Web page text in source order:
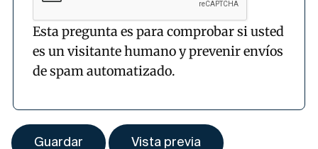
Esta pregunta es para comprobar si usted
es un visitante humano y prevenir envíos
de spam automatizado.